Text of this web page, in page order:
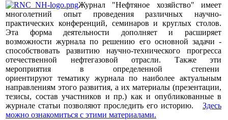
Журнал "Нефтяное хозяйство" имеет
многолетний опыт проведения различных научно-
практических конференций, семинаров и круглых столов.
Эта форма деятельности дополняет и расширяет
возможности журнала по решению его основной задачи -
способствовать развитию научно-технического прогресса
отечественной нефтегазовой отрасли. Также эти
мероприятия в определенной степени
ориентируют тематику журнала по наиболее актуальным
направлениям этого развития, а их материалы (презентации,
тезисы, состав участников и пр.) как и опубликованные в
журнале статьи позволяют проследить его историю. Здесь
можно ознакомиться с этими материалами.